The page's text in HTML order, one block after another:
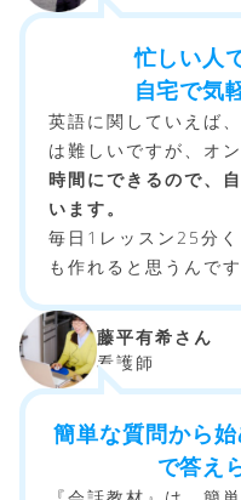
忙しい人
自宅で気
英語に関していえば
は難しいですが、オ
時間にできるので、
います。
毎日1レッスン25分
も作れると思うんです
藤平有希さん
看護師
簡単な質問から
で答え